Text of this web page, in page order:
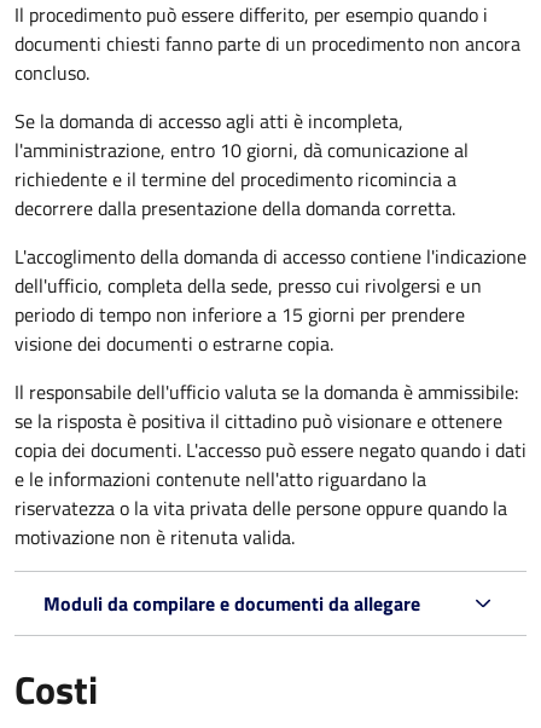
Il procedimento può essere differito, per esempio quando i
documenti chiesti fanno parte di un procedimento non ancora
concluso.
Se la domanda di accesso agli atti è incompleta,
l'amministrazione, entro 10 giorni, dà comunicazione al
richiedente e il termine del procedimento ricomincia a
decorrere dalla presentazione della domanda corretta.
L'accoglimento della domanda di accesso contiene l'indicazione
dell'ufficio, completa della sede, presso cui rivolgersi e un
periodo di tempo non inferiore a 15 giorni per prendere
visione dei documenti o estrarne copia.
Il responsabile dell'ufficio valuta se la domanda è ammissibile:
se la risposta è positiva il cittadino può visionare e ottenere
copia dei documenti. L'accesso può essere negato quando i dati
e le informazioni contenute nell'atto riguardano la
riservatezza o la vita privata delle persone oppure quando la
motivazione non è ritenuta valida.
Moduli da compilare e documenti da allegare
Costi